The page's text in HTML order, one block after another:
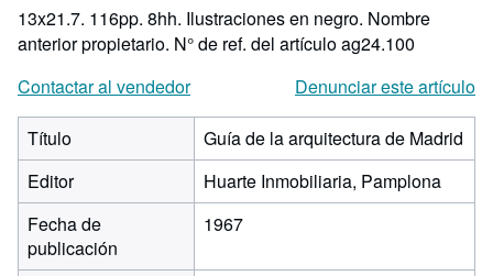
estrellas
13x21.7. 116pp. 8hh. Ilustraciones en negro. Nombre
anterior propietario. N° de ref. del artículo ag24.100
Contactar al vendedor
Denunciar este artículo
Título
Guía de la arquitectura de Madrid
Editor
Huarte Inmobiliaria, Pamplona
Fecha de
publicación
1967